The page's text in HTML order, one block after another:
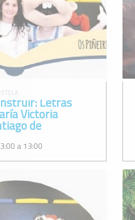
Letras
Victoria
de
a 13:00